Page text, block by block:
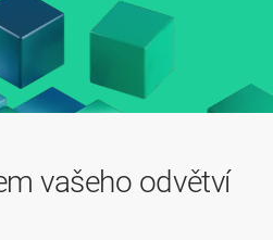
vašeho odvětví